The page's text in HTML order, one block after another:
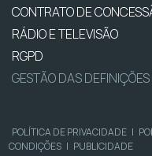
CONTRATO DE
RÁDIO E TELEVISÃO
RGPD
GESTÃO DAS
POLÍTICA DE PRIVACIDADE |
CONDIÇÕES | PUBLICIDADE